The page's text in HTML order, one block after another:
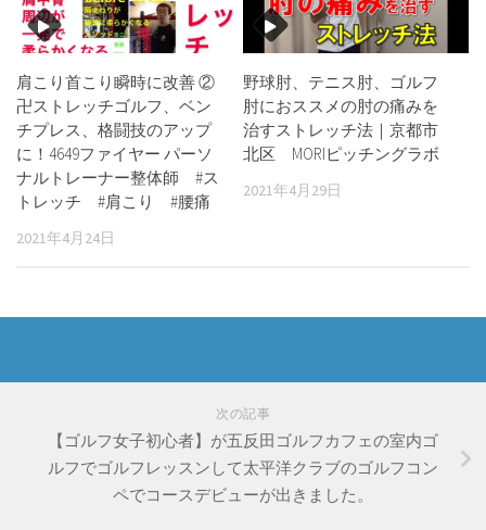
肩こり首こり瞬時に改善 ②
卍ストレッチゴルフ、ベン
チプレス、格闘技のアップ
に！4649ファイヤー パーソ
ナルトレーナー整体師 #ス
トレッチ #肩こり #腰痛
2021年4月24日
野球肘、テニス肘、ゴルフ
肘におススメの肘の痛みを
治すストレッチ法｜京都市
北区 MORIピッチングラボ
2021年4月29日
次の記事
【ゴルフ女子初心者】が五反田ゴルフカフェの室内ゴ
ルフでゴルフレッスンして太平洋クラブのゴルフコン
ペでコースデビューが出きました。